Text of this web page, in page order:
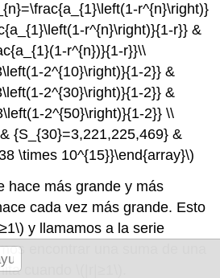
r^{n}\right)}
r^{n}\right)}{1-r}} &
r^{n})}{1-r}}\\
2^{10}\right)}{1-2}} &
2^{30}\right)}{1-2}} &
2^{50}\right)}{1-2}} \\
{S_{30}=3,221,225,469} &
\times 10^{15}}\end{array}\)
hace más grande y más
cada vez más grande. Esto
y llamamos a la serie
encontrar una suma de una
cuando